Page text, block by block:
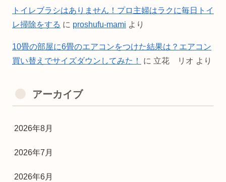
トイレブラシはありません！プロ主婦はラクに毎日トイ
レ掃除をする に proshufu-mami より
10畳の部屋に6畳のエアコンをつけた結果は？エアコン
買い替えでサイズダウンしてみた！
に 立花 リオ より
アーカイブ
2026年8月
2026年7月
2026年6月